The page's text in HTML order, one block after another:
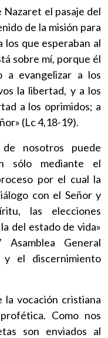
Nazaret el pasaje del
de la misión para
los que esperaban al
sobre mí, porque él
a evangelizar a los
la libertad, y a los
a los oprimidos; a
(Lc 4,18-19).
nosotros puede
sólo mediante el
por el cual la
con el Señor y
las elecciones
del estado de vida»
General
el discernimiento
la vocación cristiana
Como nos
son enviados al